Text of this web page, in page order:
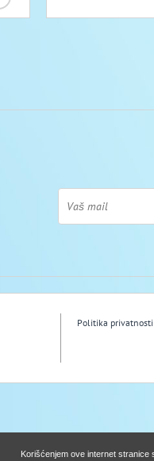
Politika privatnosti
Korišćenjem ove internet